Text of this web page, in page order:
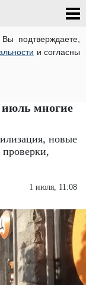
подтверждаете,
и согласны
ВПЛ,
июль многие
новые
1 июля, 11:08